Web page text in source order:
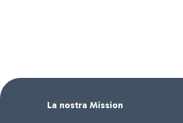
La nostra Mission